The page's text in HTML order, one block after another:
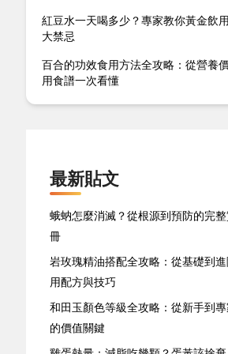
紅豆水一天喝多少？專家教你黃金飲
大禁忌
百合的功效食用方法全攻略：從營養
用食譜一次看懂
最新貼文
蛾蚋怎麼消滅？從根源到預防的完
冊
岩玫瑰精油搭配全攻略：從基礎到
用配方與技巧
和田玉顏色等級全攻略：從新手到
的價值關鍵